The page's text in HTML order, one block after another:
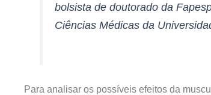
bolsista de doutorado da
Ciências Médicas da
Para analisar os possíveis efeitos da